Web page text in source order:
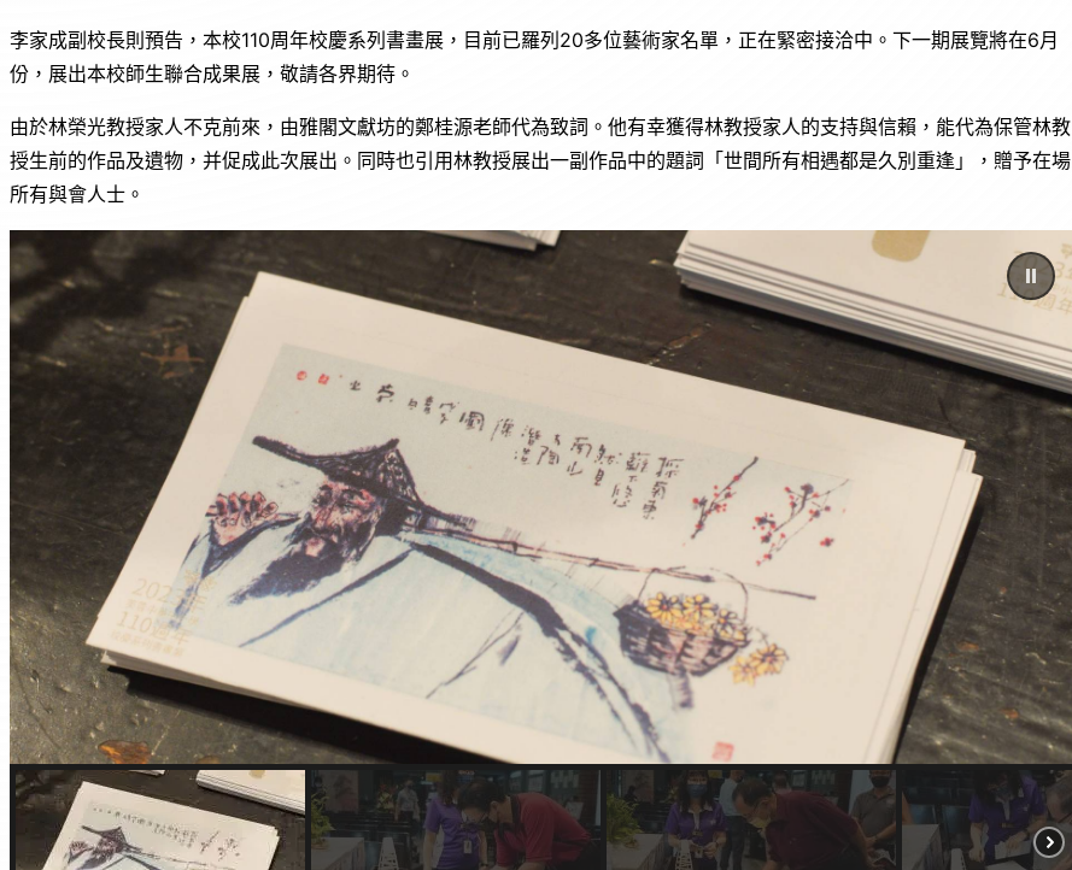
李家成副校長則預告，本校110周年校慶系列書畫展，目前已羅列20多位藝術家名單，正在緊密接洽中。下一期展覽將在6月
份，展出本校師生聯合成果展，敬請各界期待。
由於林榮光教授家人不克前來，由雅閣文獻坊的鄭桂源老師代為致詞。他有幸獲得林教授家人的支持與信賴，能代為保管林教
授生前的作品及遺物，并促成此次展出。同時也引用林教授展出一副作品中的題詞「世間所有相遇都是久別重逢」，贈予在場
所有與會人士。